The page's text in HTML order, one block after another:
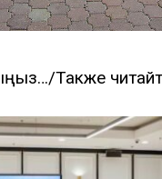
Также